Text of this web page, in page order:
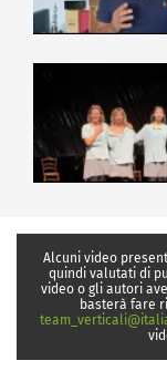
Alcuni video
quindi valutati di
video o gli autori
basterà fare